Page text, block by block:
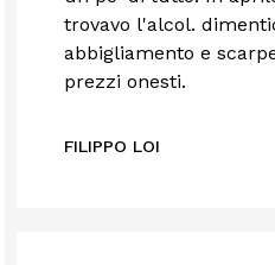
trovavo l'alcol.
abbigliamento e
prezzi onesti.
FILIPPO LOI